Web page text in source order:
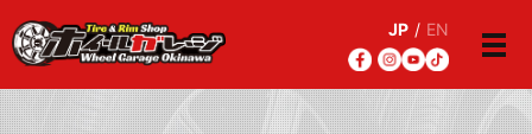
JP / EN
メ